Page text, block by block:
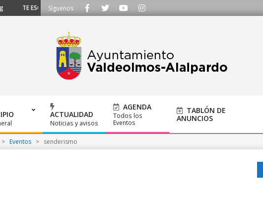
TE ESCUCHAMOS - Llámanos al 91 620 21 53 o escríbenos a ayuntamiento@alalpardo.org
Síguenos
ACTUALIDAD
Noticias y avisos
AGENDA
Todos los
Eventos
TABLÓN DE
ANUNCIOS
> Eventos > senderismo